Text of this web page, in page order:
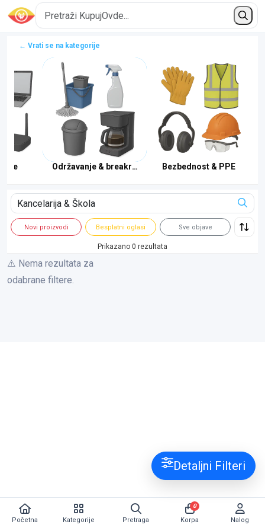
← Vrati se na kategorije
Održavanje & breakroom Bezbednost & PPE
Novi proizvodi Besplatni oglasi Sve objave
Prikazano 0 rezultata
⚠️ Nema rezultata za
odabrane filtere.
Detaljni Filteri
Početna Kategorije Pretraga Korpa
0
Nalog